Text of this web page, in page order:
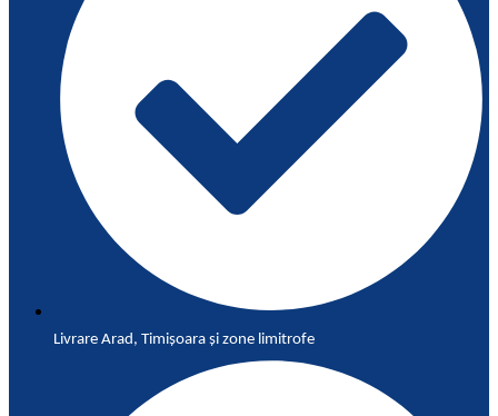
Livrare Arad, Timișoara și zone limitrofe